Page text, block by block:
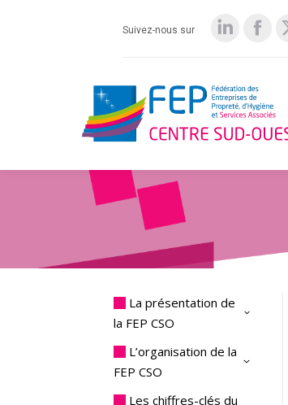
Suivez-nous sur
opens
in
opens
in
La présentation de
la FEP CSO
L’organisation de la
FEP CSO
Les chiffres-clés du